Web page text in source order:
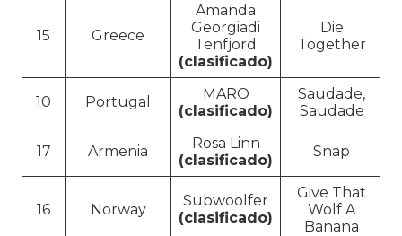
15 Greece
Amanda
Georgiadi
Tenfjord
(clasificado)
Die
Together
10 Portugal
MARO
(clasificado)
Saudade,
Saudade
17 Armenia
Rosa Linn
(clasificado)
Snap
16 Norway
Subwoolfer
(clasificado)
Give That
Wolf A
Banana